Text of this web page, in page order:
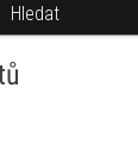
Hledat